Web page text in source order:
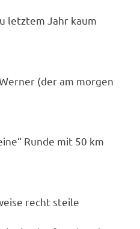
letztem Jahr kaum
(der am morgen
Runde mit 50 km
recht steile